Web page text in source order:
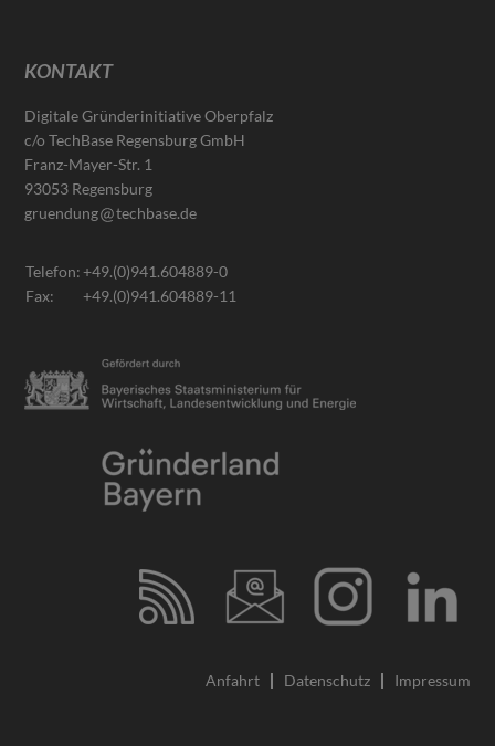
KONTAKT
Digitale Gründerinitiative Oberpfalz
c/o TechBase Regensburg GmbH
Franz-Mayer-Str. 1
93053 Regensburg
gruendung
techbase.de
Telefon:
Fax:
+49.(0)941.604889-0
+49.(0)941.604889-11
Anfahrt Datenschutz Impressum